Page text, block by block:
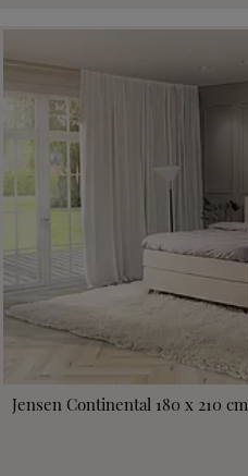
Jensen Continental 180 x 210